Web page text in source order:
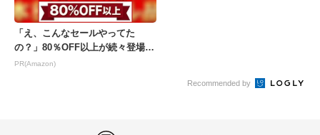
「え、こんなセールやってた
の？」80％OFF以上が続々登場！
Amazonの本気が...
PR(Amazon)
Recommended by